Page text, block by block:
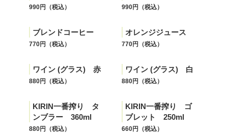
990円（税込） 990円（税込）
ブレンドコーヒー
770円（税込）
オレンジジュース
770円（税込）
ワイン (グラス) 赤
880円（税込）
ワイン (グラス) 白
880円（税込）
KIRIN一番搾り タ
ンブラー 360ml
880円（税込）
KIRIN一番搾り ゴ
ブレット 250ml
660円（税込）